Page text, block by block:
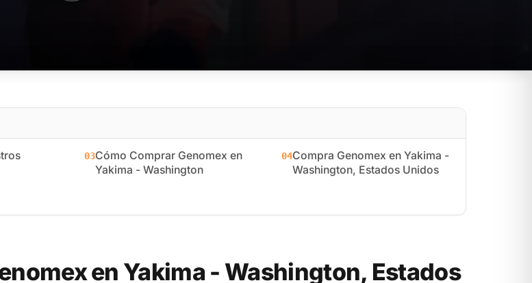
03Cómo Comprar Genomex en
Yakima - Washington
04Compra Genomex en Yakima -
Washington, Estados Unidos
en Yakima - Washington, Estados